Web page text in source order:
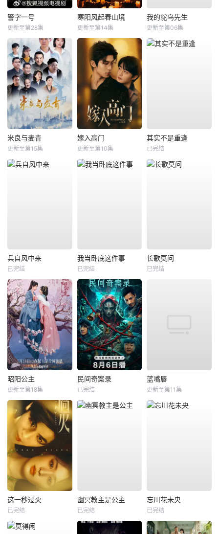
警字一号
更新至第28集
寒阳风起春山境
更新至第14集
我的鸵鸟先生
更新至第06集
米良与麦青
更新至第15集
嫁入高门
更新至第10集
其实不是重逢
已完结
兵自风中来
已完结
我当卧底这件事
已完结
长歌莫问
已完结
昭阳公主
更新至第18集
民间奇案录
已完结
蓝嘴唇
更新至第11集
这一秒过火
已完结
幽冥教主是公主
已完结
忘川花未央
已完结